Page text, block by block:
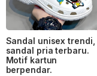
Sandal unisex trendi,
sandal pria terbaru.
Motif kartun
berpendar.